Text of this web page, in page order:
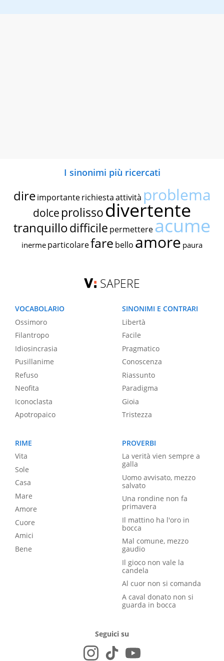
I sinonimi più ricercati
dire importante richiestaattività problema
dolce prolissodivertente
tranquillodifficile permettereacume
inerme particolarefare bello amore paura
SAPERE
VOCABOLARIO
Ossimoro
Filantropo
Idiosincrasia
Pusillanime
Refuso
Neofita
Iconoclasta
Apotropaico
SINONIMI E CONTRARI
Libertà
Facile
Pragmatico
Conoscenza
Riassunto
Paradigma
Gioia
Tristezza
RIME
Vita
Sole
Casa
Mare
Amore
Cuore
Amici
Bene
PROVERBI
La verità vien sempre a
galla
Uomo avvisato, mezzo
salvato
Una rondine non fa
primavera
Il mattino ha l'oro in
bocca
Mal comune, mezzo
gaudio
Il gioco non vale la
candela
Al cuor non si comanda
A caval donato non si
guarda in bocca
Seguici su